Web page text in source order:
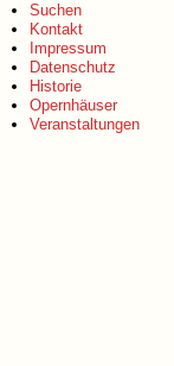
Suchen
Kontakt
Impressum
Datenschutz
Historie
Opernhäuser
Veranstaltungen